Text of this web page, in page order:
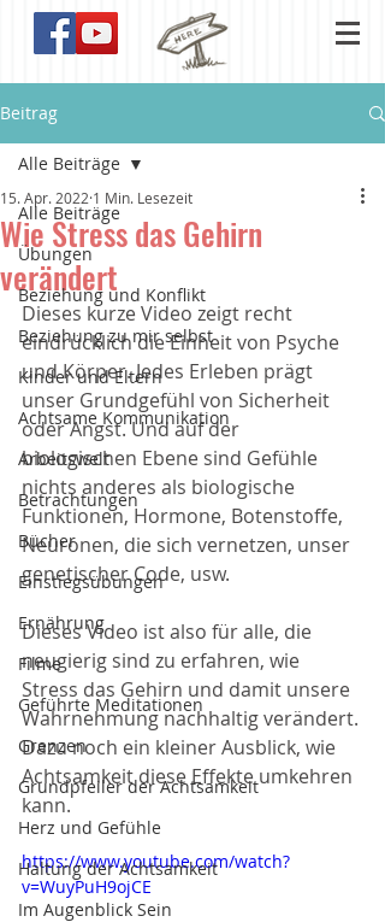
Beitrag
Alle Beiträge
Übungen
Beziehung und Konflikt
Beziehung zu mir selbst
Kinder und Eltern
Achtsame Kommunikation
Arbeitswelt
Betrachtungen
Bücher
Einstiegsübungen
Ernährung
Filme
Geführte Meditationen
Grenzen
Grundpfeiler der Achtsamkeit
Herz und Gefühle
Haltung der Achtsamkeit
Im Augenblick Sein
Alle Beiträge
Wie Stress das Gehirn
verändert
15. Apr. 2022 1 Min. Lesezeit
Dieses kurze Video zeigt recht
eindrücklich die Einheit von Psyche
und Körper. Jedes Erleben prägt
unser Grundgefühl von Sicherheit
oder Angst. Und auf der
biologischen Ebene sind Gefühle
nichts anderes als biologische
Funktionen, Hormone, Botenstoffe,
Neuronen, die sich vernetzen, unser
genetischer Code, usw.
Dieses Video ist also für alle, die
neugierig sind zu erfahren, wie
Stress das Gehirn und damit unsere
Wahrnehmung nachhaltig verändert.
Dazu noch ein kleiner Ausblick, wie
Achtsamkeit diese Effekte umkehren
kann.
https://www.youtube.com/watch?
v=WuyPuH9ojCE